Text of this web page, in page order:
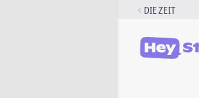
DIE ZEIT